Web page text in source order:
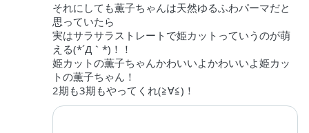
それにしても薫子ちゃんは天然ゆるふわパーマだと
思っていたら
実はサラサラストレートで姫カットっていうのが萌
える(*´Д｀*)！！
姫カットの薫子ちゃんかわいいよかわいいよ姫カッ
トの薫子ちゃん！
2期も3期もやってくれ(≧∀≦)！